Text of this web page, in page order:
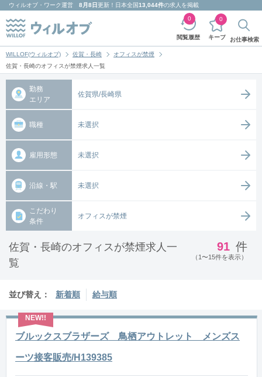
ウィルオブ・ワーク運営 8月8日更新！日本全国13,044件の求人を掲載
閲覧履歴
0
キープ
0
お仕事検索
WILLOF(ウィルオブ) 佐賀・長崎
オフィスが禁煙
佐賀・長崎のオフィスが禁煙求人一覧
勤務
エリア
佐賀県/長崎県
職種 未選択
雇用形態 未選択
沿線・駅 未選択
こだわり
条件
オフィスが禁煙
佐賀・長崎のオフィスが禁煙求人一
覧
91 件
（1〜15件を表示）
並び替え： 新着順 給与順
ブルックスブラザーズ 鳥栖アウトレット メンズス
ーツ接客販売/H139385